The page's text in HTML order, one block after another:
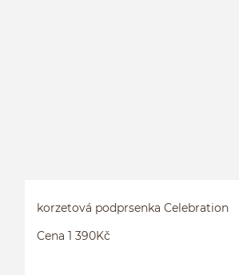
korzetová podprsenka Celebration
Cena 1 390Kč